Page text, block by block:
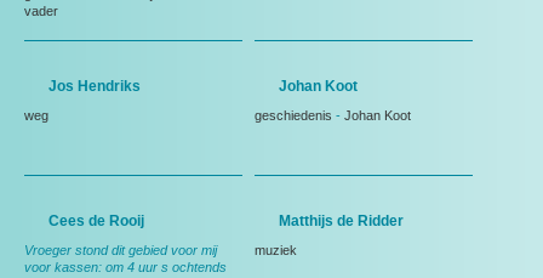
vader
Jos Hendriks
weg
Johan Koot
geschiedenis - Johan Koot
Cees de Rooij
Vroeger stond dit gebied voor mij
voor kassen: om 4 uur s ochtends
Matthijs de Ridder
muziek